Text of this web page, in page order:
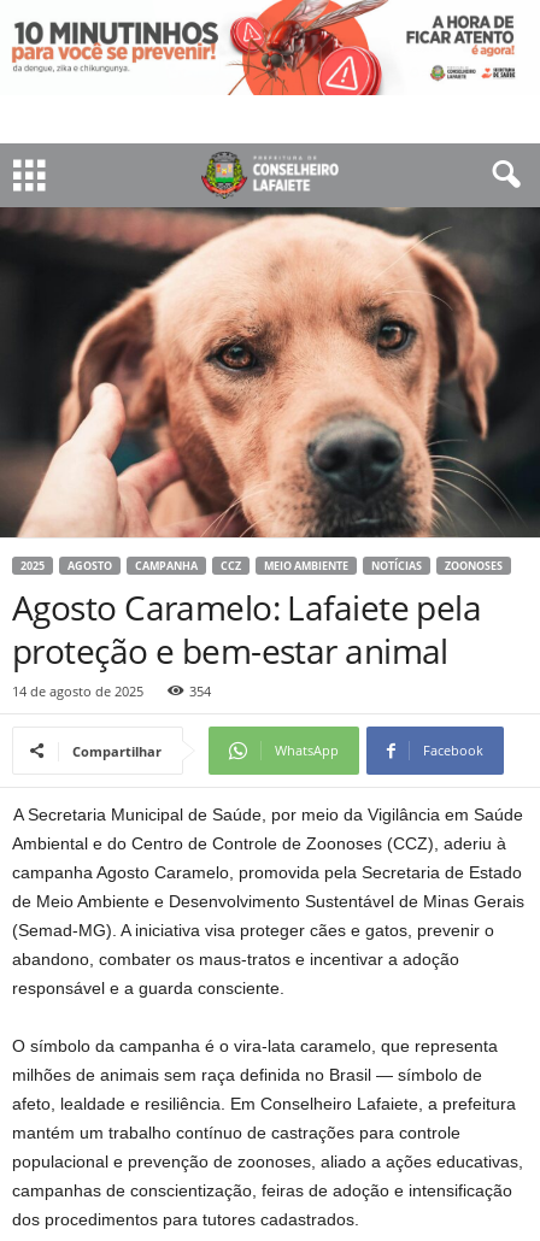
2025 AGOSTO CAMPANHA CCZ MEIO AMBIENTE NOTÍCIAS ZOONOSES
Agosto Caramelo: Lafaiete pela
proteção e bem-estar animal
14 de agosto de 2025 354
Compartilhar WhatsApp Facebook
A Secretaria Municipal de Saúde, por meio da Vigilância em Saúde
Ambiental e do Centro de Controle de Zoonoses (CCZ), aderiu à
campanha Agosto Caramelo, promovida pela Secretaria de Estado
de Meio Ambiente e Desenvolvimento Sustentável de Minas Gerais
(Semad-MG). A iniciativa visa proteger cães e gatos, prevenir o
abandono, combater os maus-tratos e incentivar a adoção
responsável e a guarda consciente.
O símbolo da campanha é o vira-lata caramelo, que representa
milhões de animais sem raça definida no Brasil — símbolo de
afeto, lealdade e resiliência. Em Conselheiro Lafaiete, a prefeitura
mantém um trabalho contínuo de castrações para controle
populacional e prevenção de zoonoses, aliado a ações educativas,
campanhas de conscientização, feiras de adoção e intensificação
dos procedimentos para tutores cadastrados.